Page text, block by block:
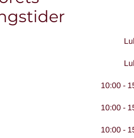
10:00 -
10:00 -
10:00 -